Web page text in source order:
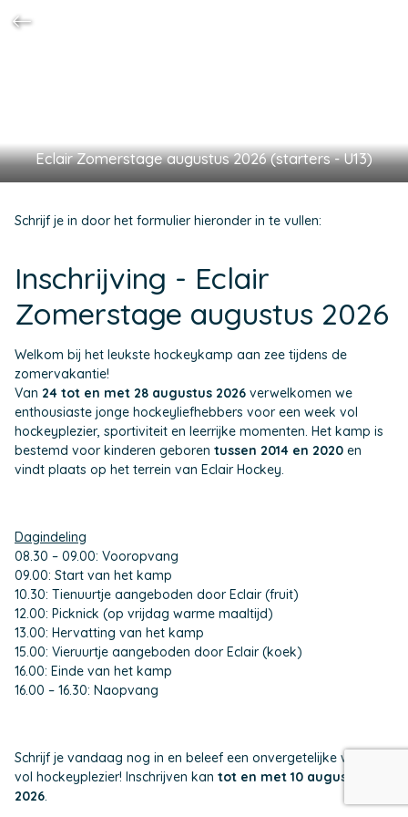
Eclair Zomerstage augustus 2026 (starters - U13)
Schrijf je in door het formulier hieronder in te vullen:
Inschrijving - Eclair
Zomerstage augustus 2026
Welkom bij het leukste hockeykamp aan zee tijdens de
zomervakantie!
Van 24 tot en met 28 augustus 2026 verwelkomen we
enthousiaste jonge hockeyliefhebbers voor een week vol
hockeyplezier, sportiviteit en leerrijke momenten. Het kamp is
bestemd voor kinderen geboren tussen 2014 en 2020 en
vindt plaats op het terrein van Eclair Hockey.
Dagindeling
08.30 – 09.00: Vooropvang
09.00: Start van het kamp
10.30: Tienuurtje aangeboden door Eclair (fruit)
12.00: Picknick (op vrijdag warme maaltijd)
13.00: Hervatting van het kamp
15.00: Vieruurtje aangeboden door Eclair (koek)
16.00: Einde van het kamp
16.00 – 16.30: Naopvang
Schrijf je vandaag nog in en beleef een onvergetelijke week
vol hockeyplezier! Inschrijven kan tot en met 10 augustus
2026.